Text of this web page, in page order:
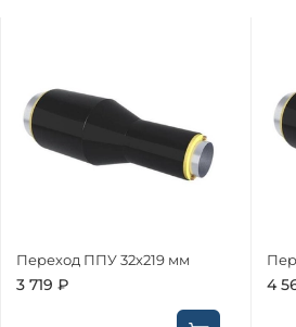
Переход ППУ 32х219 мм
3 719 ₽ 4